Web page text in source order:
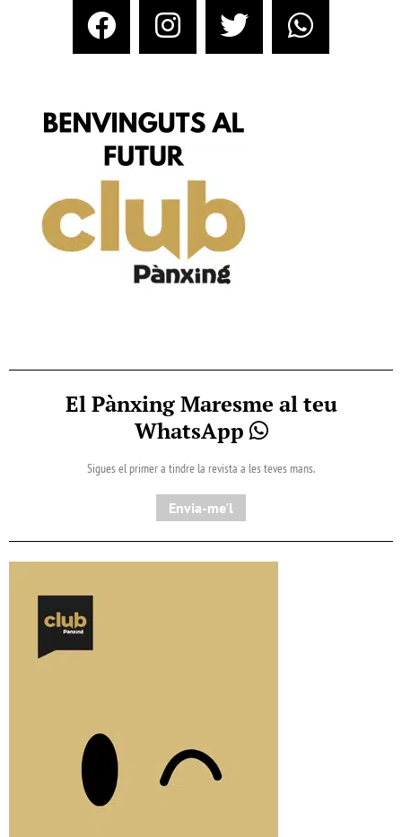
El Pànxing Maresme al teu
WhatsApp
Sigues el primer a tindre la revista a les teves mans.
Envia-me'l